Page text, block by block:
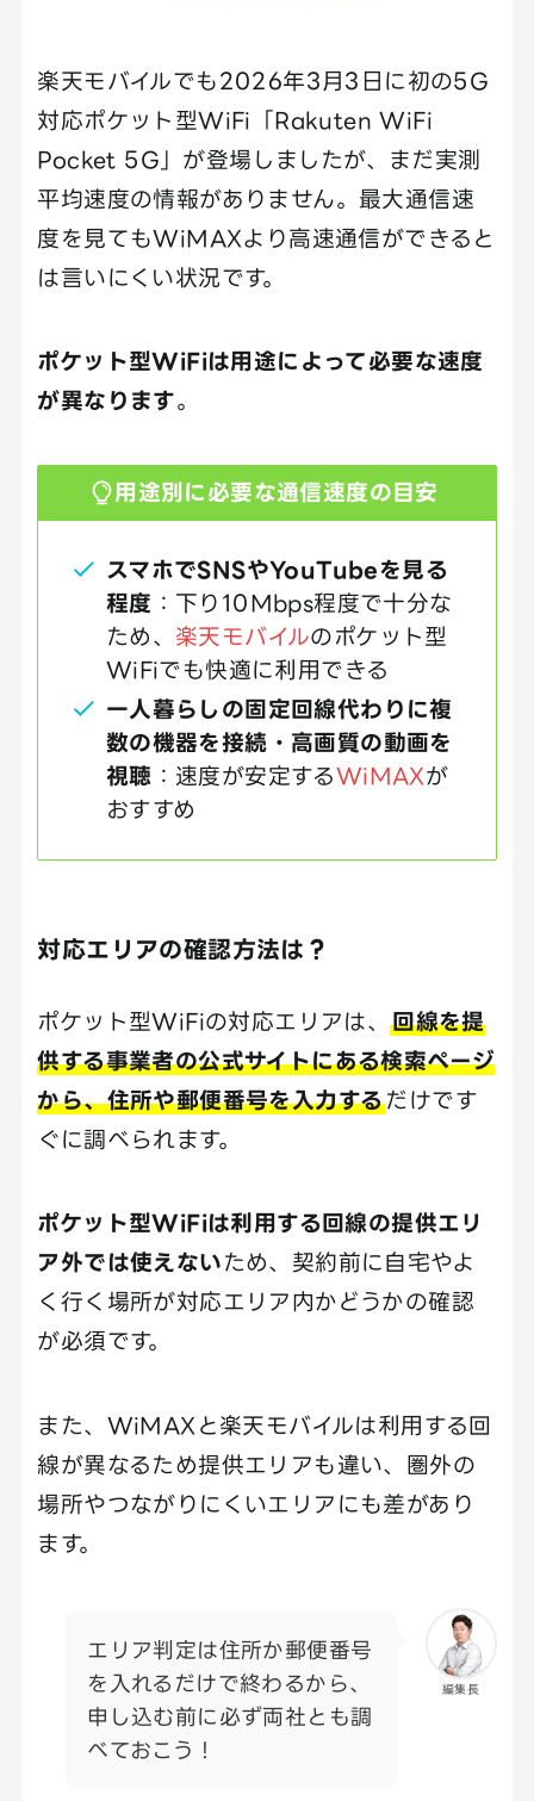
楽天モバイルでも2026年3月3日に初の5G
対応ポケット型WiFi「Rakuten WiFi
Pocket 5G」が登場しましたが、まだ実測
平均速度の情報がありません。最大通信速
度を見てもWiMAXより高速通信ができると
は言いにくい状況です。
ポケット型WiFiは用途によって必要な速度
が異なります。
用途別に必要な通信速度の目安
スマホでSNSやYouTubeを見る
程度 ：下り10Mbps程度で十分な
ため、 楽天モバイルのポケット型
WiFiでも快適に利用できる
一人暮らしの固定回線代わりに複
数の機器を接続・高画質の動画を
視聴 ：速度が安定するWiMAXが
おすすめ
対応エリアの確認方法は？
ポケット型WiFiの対応エリアは、回線を提
供する事業者の公式サイトにある検索ページ
から、住所や郵便番号を入力するだけです
ぐに調べられます。
ポケット型WiFiは利用する回線の提供エリ
ア外では使えないため、契約前に自宅やよ
く行く場所が対応エリア内かどうかの確認
が必須です。
また、WiMAXと楽天モバイルは利用する回
線が異なるため提供エリアも違い、圏外の
場所やつながりにくいエリアにも差があり
ます。
編集長
エリア判定は住所か郵便番号
を入れるだけで終わるから、
申し込む前に必ず両社とも調
べておこう！